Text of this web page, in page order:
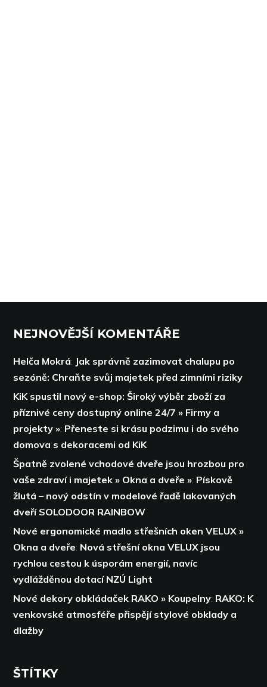
NEJNOVĚJŠÍ KOMENTÁŘE
Helča Mokrá: Jak správně zazimovat chalupu po
sezóně: Chraňte svůj majetek před zimními riziky
KiK spustil nový e-shop: Široký výběr zboží za
příznivé ceny dostupný online 24/7 » Firmy a
projekty »: Přeneste si krásu podzimu i do svého
domova s dekoracemi od KiK
Špatně zvolené vchodové dveře jsou hrozbou pro
vaše zdraví i majetek » Okna a dveře »: Pískově
žlutá – nový odstín v modelové řadě lakovaných
dveří SOLODOOR RAINBOW
Nové ergonomické madlo střešních oken VELUX »
Okna a dveře: Nová střešní okna VELUX jsou
rychlou cestou k úsporám energií, navíc
vydlážděnou dotací NZÚ Light
Nové dekory obkládaček RAKO » Koupelny: RAKO: K
venkovské atmosféře přispějí stylové obklady a
dlažby
ŠTÍTKY